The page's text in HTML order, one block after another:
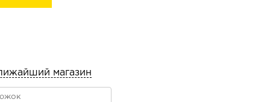
маски, не
витамин Е для
магазин